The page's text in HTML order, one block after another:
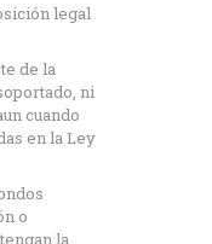
legal
de la
ni
cuando
en la Ley
o
la